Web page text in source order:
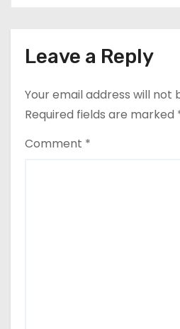
Leave a Reply
Your email address will not
Required fields are marked
Comment *